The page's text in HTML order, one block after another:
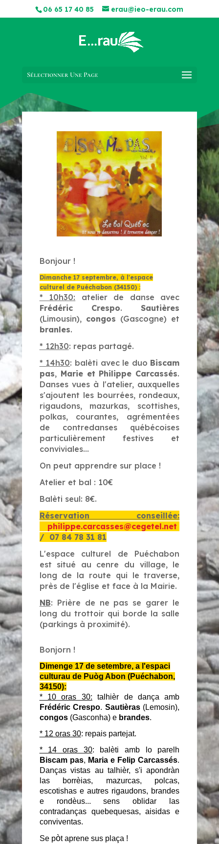
06 65 17 40 85 erau@ieo-erau.com
Sélectionner Une Page
Bonjour !
Dimanche 17 septembre, à l'espace
culturel de Puéchabon (34150) :
* 10h30: atelier de danse avec
Frédéric Crespo.Sautières
(Limousin), congos (Gascogne) et
branles.
* 12h30: repas partagé.
* 14h30: balèti avec le duo Biscam
pas, Marie et Philippe Carcassés.
Danses vues à l'atelier, auxquelles
s'ajoutent les bourrées, rondeaux,
rigaudons, mazurkas, scottishes,
polkas, courantes, agrémentées
de contredanses québécoises
particulièrement festives et
conviviales...
On peut apprendre sur place !
Atelier et bal : 10€
Balèti seul: 8€.
Réservation conseillée:
philippe.carcasses@cegetel.net
/ 07 84 78 31 81
L'espace culturel de Puéchabon
est situé au cenre du village, le
long de la route qui le traverse,
près de l'église et face à la Mairie.
NB: Prière de ne pas se garer le
long du trottoir qui borde la salle
(parkings à proximité).
Bonjorn !
Dimenge 17 de setembre, a l'espaci
culturau de Puòg Abon (Puéchabon,
34150):
* 10 oras 30: talhièr de dança amb
Frédéric Crespo. Sautièras(Lemosin),
congos(Gasconha) ebrandes.
* 12 oras 30: repais partejat.
* 14 oras 30: balèti amb lo parelh
Biscam pas, Maria e Felip Carcassés.
Danças vistas au talhièr, s'i apondràn
las borrèias, mazurcas, polcas,
escotishas e autres rigaudons, brandes
e rondèus... sens oblidar las
contradanças quebequesas, aisidas e
conviventas.
Se pòt aprene sus plaça !